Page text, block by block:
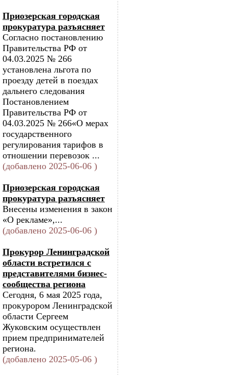
Приозерская городская
прокуратура разъясняет
Согласно постановлению
Правительства РФ от
04.03.2025 № 266
установлена льгота по
проезду детей в поездах
дальнего следования
Постановлением
Правительства РФ от
04.03.2025 № 266«О мерах
государственного
регулирования тарифов в
отношении перевозок ...
(добавлено 2025-06-06 )
Приозерская городская
прокуратура разъясняет
Внесены изменения в закон
«О рекламе»,...
(добавлено 2025-06-06 )
Прокурор Ленинградской
области встретился с
представителями бизнес-
сообщества региона
Сегодня, 6 мая 2025 года,
прокурором Ленинградской
области Сергеем
Жуковским осуществлен
прием предпринимателей
региона.
(добавлено 2025-05-06 )